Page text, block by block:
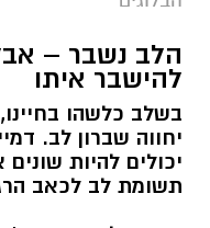
יש לכם מידע חשוב
חדשותי? מצאתם
אותנו
הלב נשבר –
להישבר איתו
בשלב כלשהו
יחווה שברון לב.
יכולים להיות שונים
תשומת לב לכאב